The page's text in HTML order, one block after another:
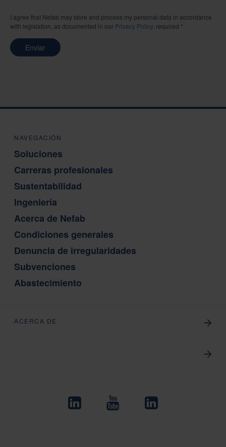
I agree that Nefab may store and process my personal data in accordance
with legislation, as documented in our Privacy Policy. required *
Enviar
NAVEGACIÓN
Soluciones
Carreras profesionales
Sustentabilidad
Ingeniería
Acerca de Nefab
Condiciones generales
Denuncia de irregularidades
Subvenciones
Abastecimiento
ACERCA DE